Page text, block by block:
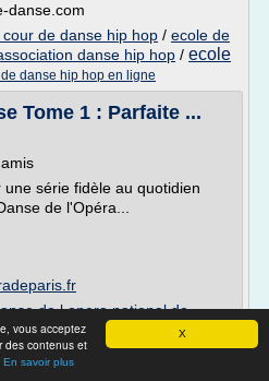
X
vous acceptez
des contenus et
En savoir plus
danse.com
de danse hip hop / ecole de
danse hip hop / ecole
danse hip hop en ligne
Tome 1 : Parfaite ...
série fidèle au quotidien
de l'Opéra...
de l opera national de
paris/demonstration de l ecole
de paris eleves/danse a l